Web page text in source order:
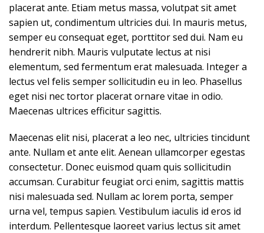
placerat ante. Etiam metus massa, volutpat sit amet
sapien ut, condimentum ultricies dui. In mauris metus,
semper eu consequat eget, porttitor sed dui. Nam eu
hendrerit nibh. Mauris vulputate lectus at nisi
elementum, sed fermentum erat malesuada. Integer a
lectus vel felis semper sollicitudin eu in leo. Phasellus
eget nisi nec tortor placerat ornare vitae in odio.
Maecenas ultrices efficitur sagittis.
Maecenas elit nisi, placerat a leo nec, ultricies tincidunt
ante. Nullam et ante elit. Aenean ullamcorper egestas
consectetur. Donec euismod quam quis sollicitudin
accumsan. Curabitur feugiat orci enim, sagittis mattis
nisi malesuada sed. Nullam ac lorem porta, semper
urna vel, tempus sapien. Vestibulum iaculis id eros id
interdum. Pellentesque laoreet varius lectus sit amet